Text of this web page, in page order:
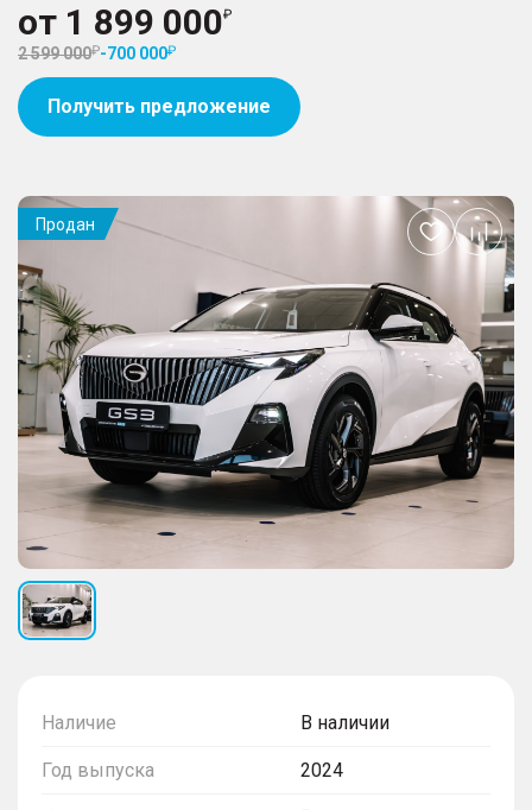
от 1 899 000
2 599 000 -700 000
Получить предложение
Наличие В наличии
Год выпуска 2024
Продан
Добавить
в
избранное